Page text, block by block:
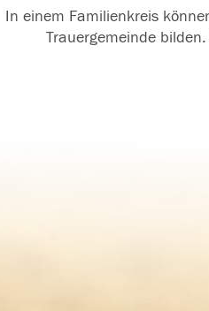
In einem Familienkreis
Trauergemeinde